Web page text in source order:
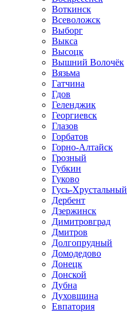
Воткинск
Всеволожск
Выборг
Выкса
Высоцк
Вышний Волочёк
Вязьма
Гатчина
Гдов
Геленджик
Георгиевск
Глазов
Горбатов
Горно-Алтайск
Грозный
Губкин
Гуково
Гусь-Хрустальный
Дербент
Дзержинск
Димитровград
Дмитров
Долгопрудный
Домодедово
Донецк
Донской
Дубна
Духовщина
Евпатория